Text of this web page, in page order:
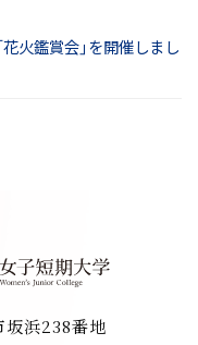
火鑑賞会」を開催しまし
浜238番地